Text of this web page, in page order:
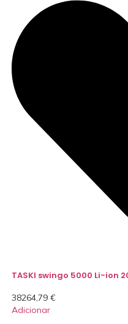
TASKI swingo 5000 Li-ion
38264,79 €
Adicionar